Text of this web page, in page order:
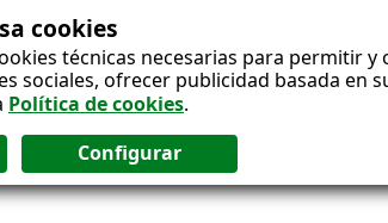
cookies
técnicas necesarias para permitir
sociales, ofrecer publicidad basada en
Política de cookies.